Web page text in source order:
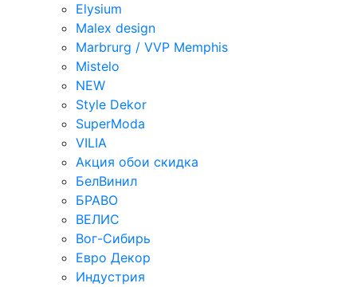
Elysium
Malex design
Marbrurg / VVP Memphis
Mistelo
NEW
Style Dekor
SuperModa
VILIA
Акция обои скидка
БелВинил
БРАВО
ВЕЛИС
Вог-Сибирь
Евро Декор
Индустрия